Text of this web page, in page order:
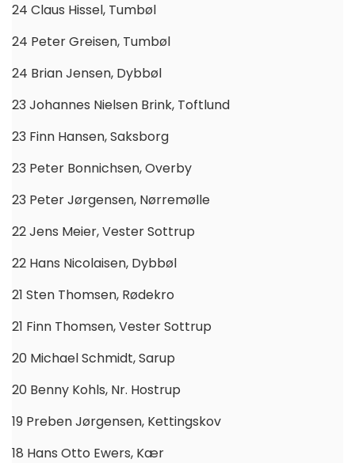
24 Claus Hissel, Tumbøl
24 Peter Greisen, Tumbøl
24 Brian Jensen, Dybbøl
23 Johannes Nielsen Brink, Toftlund
23 Finn Hansen, Saksborg
23 Peter Bonnichsen, Overby
23 Peter Jørgensen, Nørremølle
22 Jens Meier, Vester Sottrup
22 Hans Nicolaisen, Dybbøl
21 Sten Thomsen, Rødekro
21 Finn Thomsen, Vester Sottrup
20 Michael Schmidt, Sarup
20 Benny Kohls, Nr. Hostrup
19 Preben Jørgensen, Kettingskov
18 Hans Otto Ewers, Kær